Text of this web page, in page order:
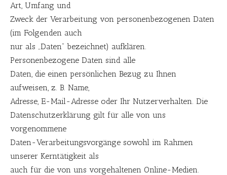
Art, Umfang und
Zweck der Verarbeitung von personenbezogenen Daten
(im Folgenden auch
nur als „Daten“ bezeichnet) aufklären.
Personenbezogene Daten sind alle
Daten, die einen persönlichen Bezug zu Ihnen
aufweisen, z. B. Name,
Adresse, E-Mail-Adresse oder Ihr Nutzerverhalten. Die
Datenschutzerklärung gilt für alle von uns
vorgenommene
Daten-Verarbeitungsvorgänge sowohl im Rahmen
unserer Kerntätigkeit als
auch für die von uns vorgehaltenen Online-Medien.